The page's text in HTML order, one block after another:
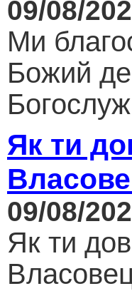
09/08/
Ми
Божий
Як ти
09/08/
Як ти